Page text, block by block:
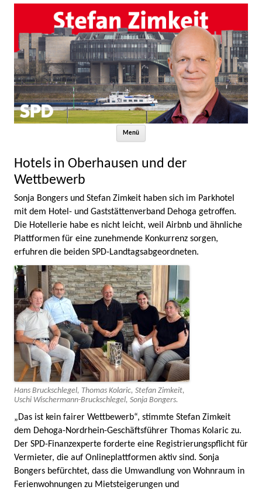
Menü
Hotels in Oberhausen und der
Wettbewerb
Sonja Bongers und Stefan Zimkeit haben sich im Parkhotel
mit dem Hotel- und Gaststättenverband Dehoga getroffen.
Die Hotellerie habe es nicht leicht, weil Airbnb und ähnliche
Plattformen für eine zunehmende Konkurrenz sorgen,
erfuhren die beiden SPD-Landtagsabgeordneten.
Hans Bruckschlegel, Thomas Kolaric, Stefan Zimkeit,
Uschi Wischermann-Bruckschlegel, Sonja Bongers.
„Das ist kein fairer Wettbewerb“, stimmte Stefan Zimkeit
dem Dehoga-Nordrhein-Geschäftsführer Thomas Kolaric zu.
Der SPD-Finanzexperte forderte eine Registrierungspflicht für
Vermieter, die auf Onlineplattformen aktiv sind. Sonja
Bongers befürchtet, dass die Umwandlung von Wohnraum in
Ferienwohnungen zu Mietsteigerungen und